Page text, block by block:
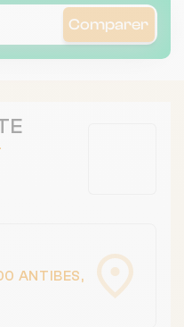
Comparer
ANTIBES,